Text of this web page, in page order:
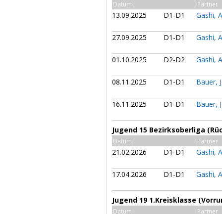
Datum Partner
13.09.2025 D1-D1 Gashi,
27.09.2025 D1-D1 Gashi,
01.10.2025 D2-D2 Gashi,
08.11.2025 D1-D1 Bauer,
16.11.2025 D1-D1 Bauer,
Jugend 15 Bezirksoberliga
Datum Partner
21.02.2026 D1-D1 Gashi,
17.04.2026 D1-D1 Gashi,
Jugend 19 1.Kreisklasse
Datum Partner